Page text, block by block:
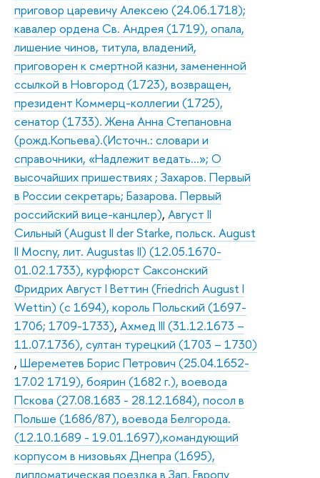
приговор царевичу Алексею (24.06.1718);
кавалер ордена Св. Андрея (1719), опала,
лишение чинов, титула, владений,
приговорен к смертной казни, замененной
ссылкой в Новгород (1723), возвращен,
президент Коммерц-коллегии (1725),
сенатор (1733). Жена Анна Степановна
(рожд.Копьева).(Источн.: словари и
справочники, «Надлежит ведать…»; О
высочайших пришествиях ; Захаров. Первый
в России секретарь; Базарова. Первый
российский вице-канцлер), Август II
Сильный (August II der Starke, польск. August
II Mocny, лит. Augustas II) (12.05.1670-
01.02.1733), курфюрст Саксонский
Фридрих Август I Веттин (Friedrich August I
Wettin) (с 1694), король Польский (1697-
1706; 1709-1733), Ахмед III (31.12.1673 –
11.07.1736), султан турецкий (1703 – 1730)
, Шереметев Борис Петрович (25.04.1652-
17.02 1719), боярин (1682 г.), воевода
Пскова (27.08.1683 - 28.12.1684), посол в
Польше (1686/87), воевода Белгорода.
(12.10.1689 - 19.01.1697),командующий
корпусом в низовьях Днепра (1695),
дипломатическая поездка в Зап. Европу